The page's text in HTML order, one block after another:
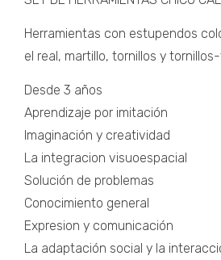
Herramientas con estupendos
el real, martillo, tornillos y
Desde 3 años
Aprendizaje por imitación
Imaginación y creatividad
La integracion visuoespacial
Solución de problemas
Conocimiento general
Expresion y comunicación
La adaptación social y la